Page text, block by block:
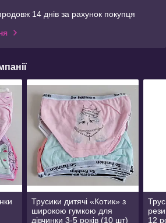
14 днів за рахунок покупця
Трусики дитячі «Котик» з
широкою гумкою для
дівчинки 3-5 років (10 шт)
12